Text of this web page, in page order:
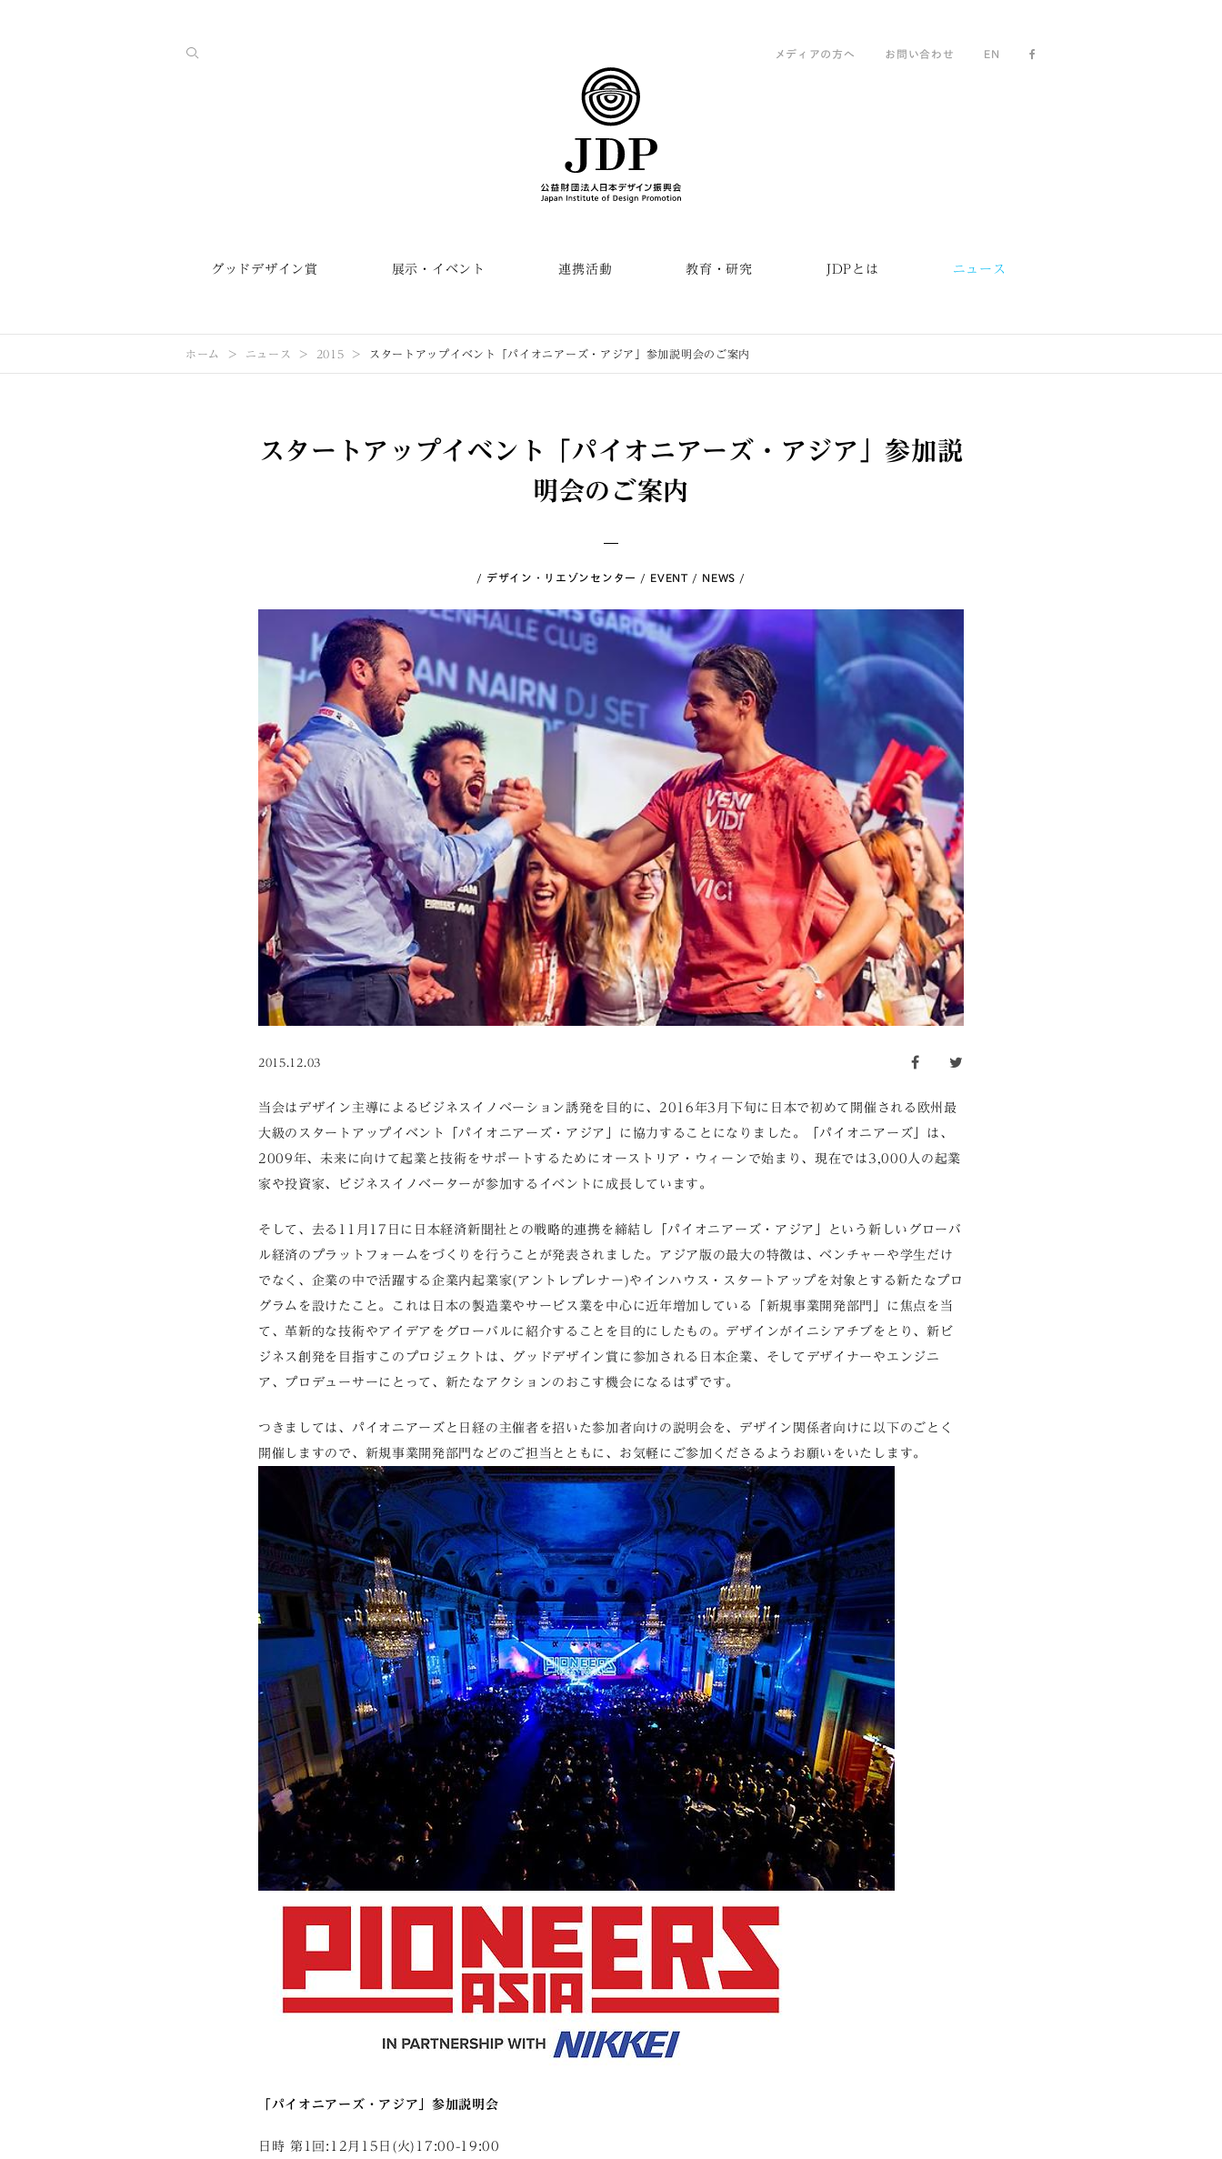
メディアの方へ お問い合わせ EN
グッドデザイン賞 展示・イベント 連携活動 教育・研究 JDPとは ニュース
ホーム ニュース 2015 スタートアップイベント「パイオニアーズ・アジア」参加説明会のご案内
スタートアップイベント「パイオニアーズ・アジア」参加説
明会のご案内
デザイン・リエゾンセンター EVENT NEWS
2015.12.03 facebook
当会はデザイン主導によるビジネスイノベーション誘発を目的に、2016年3月下旬に日本で初めて開催される欧州最
大級のスタートアップイベント「パイオニアーズ・アジア」に協力することになりました。「パイオニアーズ」は、
2009年、未来に向けて起業と技術をサポートするためにオーストリア・ウィーンで始まり、現在では3,000人の起業
家や投資家、ビジネスイノベーターが参加するイベントに成長しています。
そして、去る11月17日に日本経済新聞社との戦略的連携を締結し「パイオニアーズ・アジア」という新しいグローバ
ル経済のプラットフォームをづくりを行うことが発表されました。アジア版の最大の特徴は、ベンチャーや学生だけ
でなく、企業の中で活躍する企業内起業家(アントレプレナー)やインハウス・スタートアップを対象とする新たなプロ
グラムを設けたこと。これは日本の製造業やサービス業を中心に近年増加している「新規事業開発部門」に焦点を当
て、革新的な技術やアイデアをグローバルに紹介することを目的にしたもの。デザインがイニシアチブをとり、新ビ
ジネス創発を目指すこのプロジェクトは、グッドデザイン賞に参加される日本企業、そしてデザイナーやエンジニ
ア、プロデューサーにとって、新たなアクションのおこす機会になるはずです。
つきましては、パイオニアーズと日経の主催者を招いた参加者向けの説明会を、デザイン関係者向けに以下のごとく
開催しますので、新規事業開発部門などのご担当とともに、お気軽にご参加くださるようお願いをいたします。
「パイオニアーズ・アジア」参加説明会
日時 第1回:12月15日(火)17:00-19:00